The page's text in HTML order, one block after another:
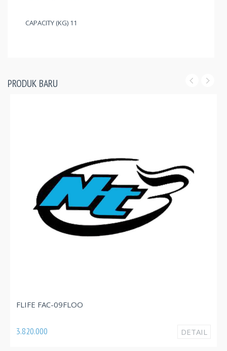
CAPACITY (KG) 11
PRODUK BARU
FLIFE FAC-09FLOO
3.820.000 DETAIL